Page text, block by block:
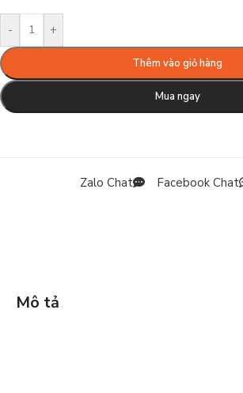
- +
Thêm vào giỏ hàng
Mua ngay
Zalo Chat Facebook Chat
Mô tả